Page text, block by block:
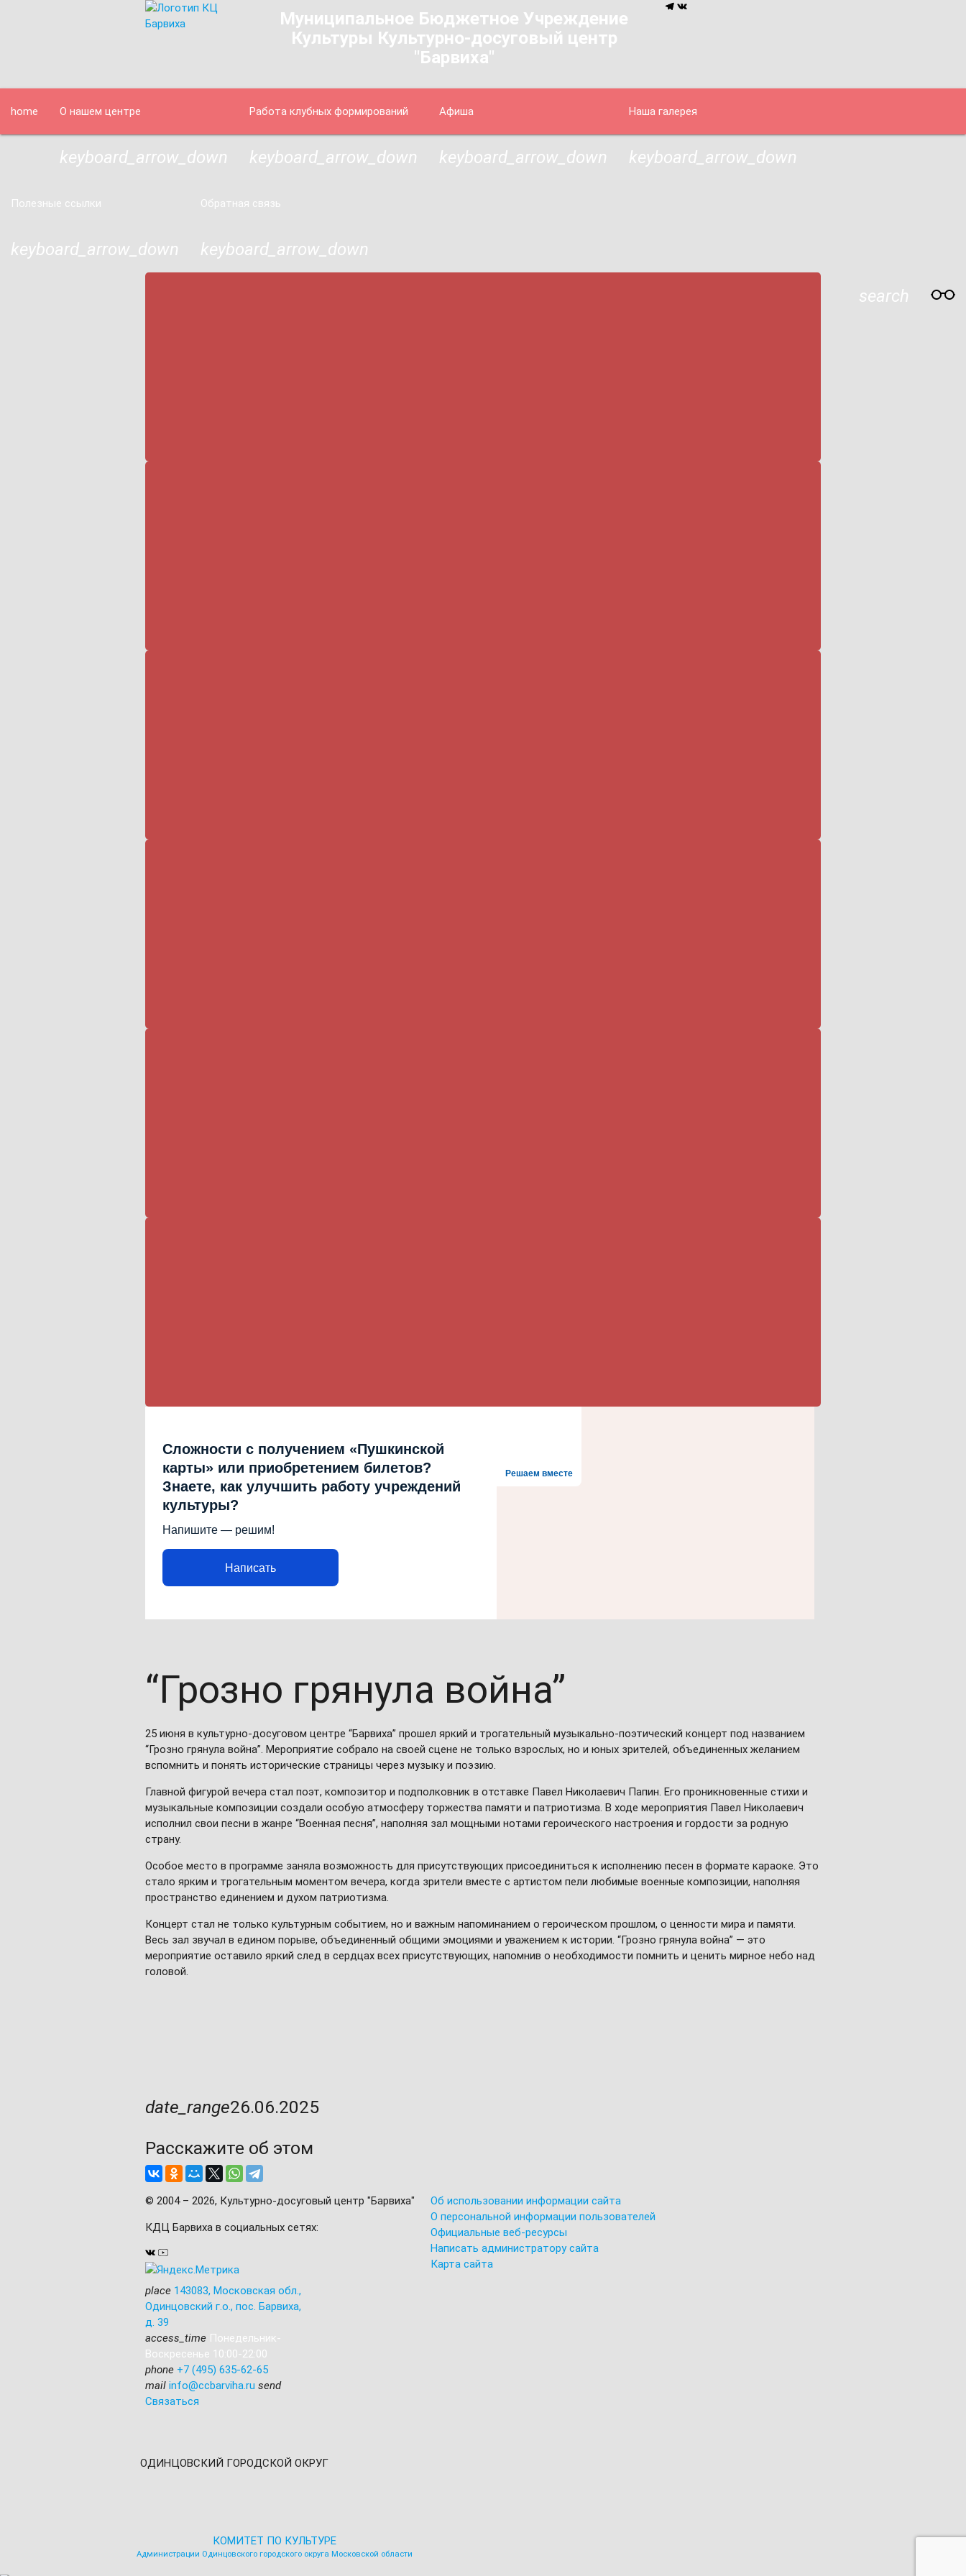
Муниципальное Бюджетное Учреждение
Культуры Культурно-досуговый центр
"Барвиха"
home О нашем центре
keyboard_arrow_down
Работа клубных формирований
keyboard_arrow_down
Афиша
keyboard_arrow_down
Наша галерея
keyboard_arrow_down
Полезные ссылки
keyboard_arrow_down
Обратная связь
keyboard_arrow_down
search
Решаем вместе
Сложности с получением «Пушкинской
карты» или приобретением билетов?
Знаете, как улучшить работу учреждений
культуры?
Напишите — решим!
Написать
“Грозно грянула война”
25 июня в культурно-досуговом центре “Барвиха” прошел яркий и трогательный музыкально-поэтический концерт под названием
“Грозно грянула война”. Мероприятие собрало на своей сцене не только взрослых, но и юных зрителей, объединенных желанием
вспомнить и понять исторические страницы через музыку и поэзию.
Главной фигурой вечера стал поэт, композитор и подполковник в отставке Павел Николаевич Папин. Его проникновенные стихи и
музыкальные композиции создали особую атмосферу торжества памяти и патриотизма. В ходе мероприятия Павел Николаевич
исполнил свои песни в жанре “Военная песня”, наполняя зал мощными нотами героического настроения и гордости за родную
страну.
Особое место в программе заняла возможность для присутствующих присоединиться к исполнению песен в формате караоке. Это
стало ярким и трогательным моментом вечера, когда зрители вместе с артистом пели любимые военные композиции, наполняя
пространство единением и духом патриотизма.
Концерт стал не только культурным событием, но и важным напоминанием о героическом прошлом, о ценности мира и памяти.
Весь зал звучал в едином порыве, объединенный общими эмоциями и уважением к истории. “Грозно грянула война” — это
мероприятие оставило яркий след в сердцах всех присутствующих, напомнив о необходимости помнить и ценить мирное небо над
головой.
date_range26.06.2025
Расскажите об этом
© 2004 – 2026, Культурно-досуговый центр "Барвиха"
КДЦ Барвихав социальных сетях:
Об использовании информации сайта
О персональной информации пользователей
Официальные веб-ресурсы
Написать администратору сайта
Карта сайта
place 143083, Московская обл.,
Одинцовский г.о., пос. Барвиха,
д. 39
access_time Понедельник-
Воскресенье 10:00-22:00
phone +7 (495) 635-62-65
mail info@ccbarviha.ru send
Связаться
ОДИНЦОВСКИЙ ГОРОДСКОЙ ОКРУГ
КОМИТЕТ ПО КУЛЬТУРЕ
Администрации Одинцовского городского округа Московской области